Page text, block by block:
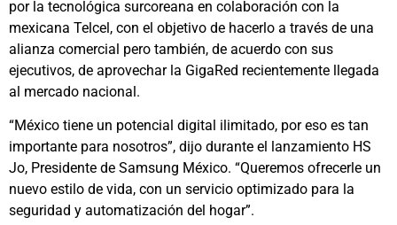
por la tecnológica surcoreana en colaboración con la
mexicana Telcel, con el objetivo de hacerlo a través de una
alianza comercial pero también, de acuerdo con sus
ejecutivos, de aprovechar la GigaRed recientemente llegada
al mercado nacional.
“México tiene un potencial digital ilimitado, por eso es tan
importante para nosotros”, dijo durante el lanzamiento HS
Jo, Presidente de Samsung México. “Queremos ofrecerle un
nuevo estilo de vida, con un servicio optimizado para la
seguridad y automatización del hogar”.